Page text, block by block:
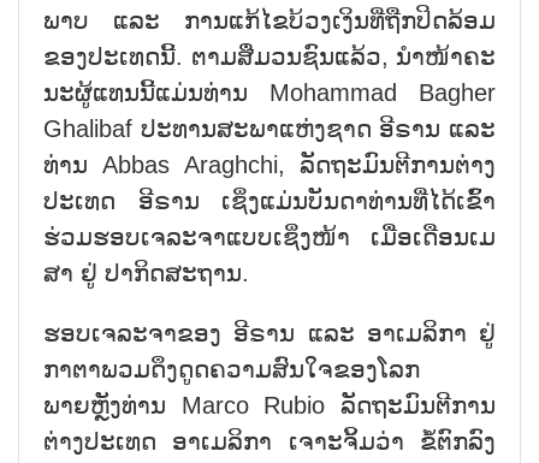
ພາບ ແລະ ການ​​ແກ້​ໄຂ​ບ້ວງ​ເງິນ​ທີ່ຖືກ​ປິດ​ລ້ອມ​
ຂອງ​ປະ​ເທດ​ນີ້. ຕາມ​ສື່ມວນ​ຊົນ​ແລ້ວ, ນຳ​ໜ້າ​ຄະ​
ນະ​ຜູ້​ແທນນີ້​ແມ່ນ​ທ່ານ​ Mohammad Bagher
Ghalibaf ປະ​ທານ​ສະ​ພາ​ແຫ່ງ​ຊາດ ອີ​ຣານ ແລະ
ທ່ານ Abbas Araghchi, ​ລັດ​ຖະ​ມົນ​ຕີ​ການ​ຕ່າງ​
ປະ​ເທດ ອີ​ຣານ ເຊິ່ງ​ແມ່ນບັນ​ດາທ່ານ​​ທີ່​ໄດ້ເຂົ້າ​
ຮ່ວມ​ຮອບ​ເຈ​ລະ​ຈາ​ແບບ​ເຊິ່ງ​ໜ້າ ເມື່ອເດືອນ​ເມ​
ສາ ຢູ່ ປາ​ກິດ​ສະ​ຖານ.
ຮອບ​ເຈ​ລະ​ຈາ​ຂອງ ອີ​ຣານ ແລະ ອາ​ເມ​ລິ​ກາ ຢູ່
ກາ​ຕາ​ພວມ​ດຶງ​ດູດ​ຄວາມ​ສົນ​ໃຈ​ຂອງ​ໂລກ
ພາຍຫຼັງ​ທ່ານ Marco Rubio ​ລັດ​ຖະ​ມົນ​ຕີ​ການ​
ຕ່າງ​ປະ​ເທດ ອາ​ເມ​ລິ​ກາ ເຈາະ​ຈິ້ມ​ວ່າ ຂໍ້​ຕົກ​ລົງ​